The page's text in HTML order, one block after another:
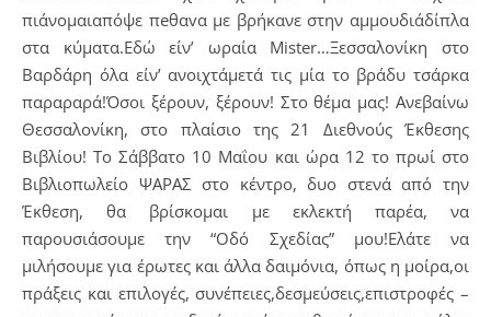
πιάνομαιαπόψε πeθαvα με βρήκανε στην αμμουδιάδίπλα
στα κύματα.Εδώ είν’ ωραία Mister…Ξεσσαλονίκη στο
Βαρδάρη όλα είν’ ανοιχτάμετά τις μία το βράδυ τσάρκα
παραραρά!Όσοι ξέρουν, ξέρουν! Στο θέμα μας! Ανεβαίνω
Θεσσαλονίκη, στο πλαίσιο της 21 Διεθνούς Έκθεσης
Βιβλίου! Το Σάββατο 10 Μαΐου και ώρα 12 το πρωί στο
Βιβλιοπωλείο ΨΑΡΑΣ στο κέντρο, δυο στενά από την
Έκθεση, θα βρίσκομαι με εκλεκτή παρέα, να
παρουσιάσουμε την “Οδό Σχεδίας” μου!Ελάτε να
μιλήσουμε για έρωτες και άλλα δαιμόνια, όπως η μοίρα,οι
πράξεις και επιλογές, συνέπειες,δεσμεύσεις,επιστροφές –